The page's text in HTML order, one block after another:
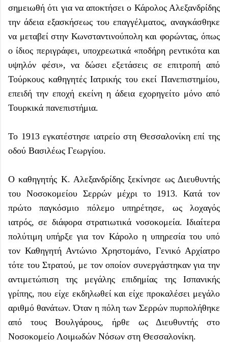
σημειωθή ότι για να αποκτήσει ο Κάρολος Αλεξανδρίδης
την άδεια εξασκήσεως του επαγγέλματος, αναγκάσθηκε
να μεταβεί στην Κωνσταντινούπολη και φορώντας, όπως
ο ίδιος περιγράφει, υποχρεωτικά «ποδήρη ρεντικότα και
υψηλόν φέσι», να δώσει εξετάσεις σε επιτροπή από
Τούρκους καθηγητές Ιατρικής του εκεί Πανεπιστημίου,
επειδή την εποχή εκείνη η άδεια εχορηγείτο μόνο από
Τουρκικά πανεπιστήμια.
Το 1913 εγκατέστησε ιατρείο στη Θεσσαλονίκη επί της
οδού Βασιλέως Γεωργίου.
Ο καθηγητής Κ. Αλεξανδρίδης ξεκίνησε ως Διευθυντής
του Νοσοκομείου Σερρών μέχρι το 1913. Κατά τον
πρώτο παγκόσμιο πόλεμο υπηρέτησε, ως λοχαγός
ιατρός, σε διάφορα στρατιωτικά νοσοκομεία. Ιδιαίτερα
πολύτιμη υπήρξε για τον Κάρολο η υπηρεσία του υπό
τον Καθηγητή Αντώνιο Χρηστομάνο, Γενικό Αρχίατρο
τότε του Στρατού, με τον οποίον συνεργάστηκαν για την
αντιμετώπιση της μεγάλης επιδημίας της Ισπανικής
γρίπης, που είχε εκδηλωθεί και είχε προκαλέσει μεγάλο
αριθμό θανάτων. Όταν η πόλη των Σερρών πυρπολήθηκε
από τους Βουλγάρους, ήρθε ως Διευθυντής στο
Νοσοκομείο Λοιμωδών Νόσων στη Θεσσαλονίκη.